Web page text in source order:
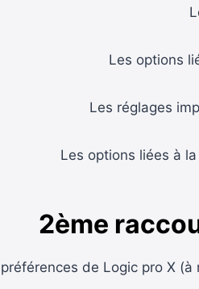
Les options
Les réglages
Les options liées à
2ème
de Logic pro X